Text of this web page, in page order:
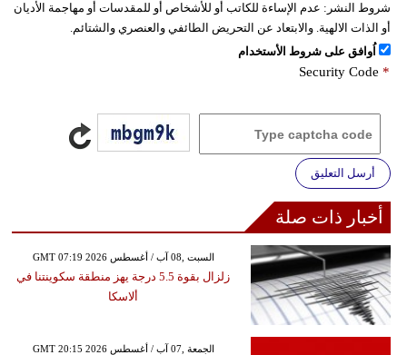
شروط النشر: عدم الإساءة للكاتب أو للأشخاص أو للمقدسات أو مهاجمة الأديان
أو الذات الالهية. والابتعاد عن التحريض الطائفي والعنصري والشتائم.
اُوافق على شروط الأستخدام
Security Code *
أرسل التعليق
أخبار ذات صلة
GMT 07:19 2026 السبت ,08 آب / أغسطس
زلزال بقوة 5.5 درجة يهز منطقة سكوينتنا في
ألاسكا
GMT 20:15 2026 الجمعة ,07 آب / أغسطس